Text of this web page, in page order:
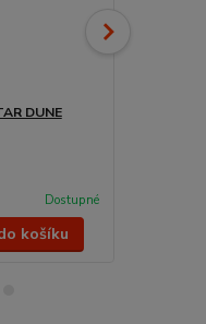
DUNE
Dostupné
košíku